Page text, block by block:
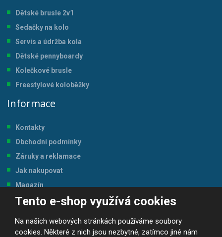
Tento e-shop využívá cookies
Na našich webových stránkách používáme soubory
cookies. Některé z nich jsou nezbytné, zatímco jiné nám
Dětské brusle 2v1
Sedačky na kolo
Servis a údržba kola
Dětské pennyboardy
Kolečkové brusle
Freestylové koloběžky
Informace
Kontakty
Obchodní podmínky
Záruky a reklamace
Jak nakupovat
Magazín
Tabulka velikostí